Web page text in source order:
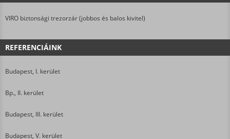
VIRO biztonsági trezorzár (jobbos és balos kivitel)
REFERENCIÁINK
Budapest, I. kerület
Bp., II. kerület
Budapest, III. kerület
Budapest, V. kerület